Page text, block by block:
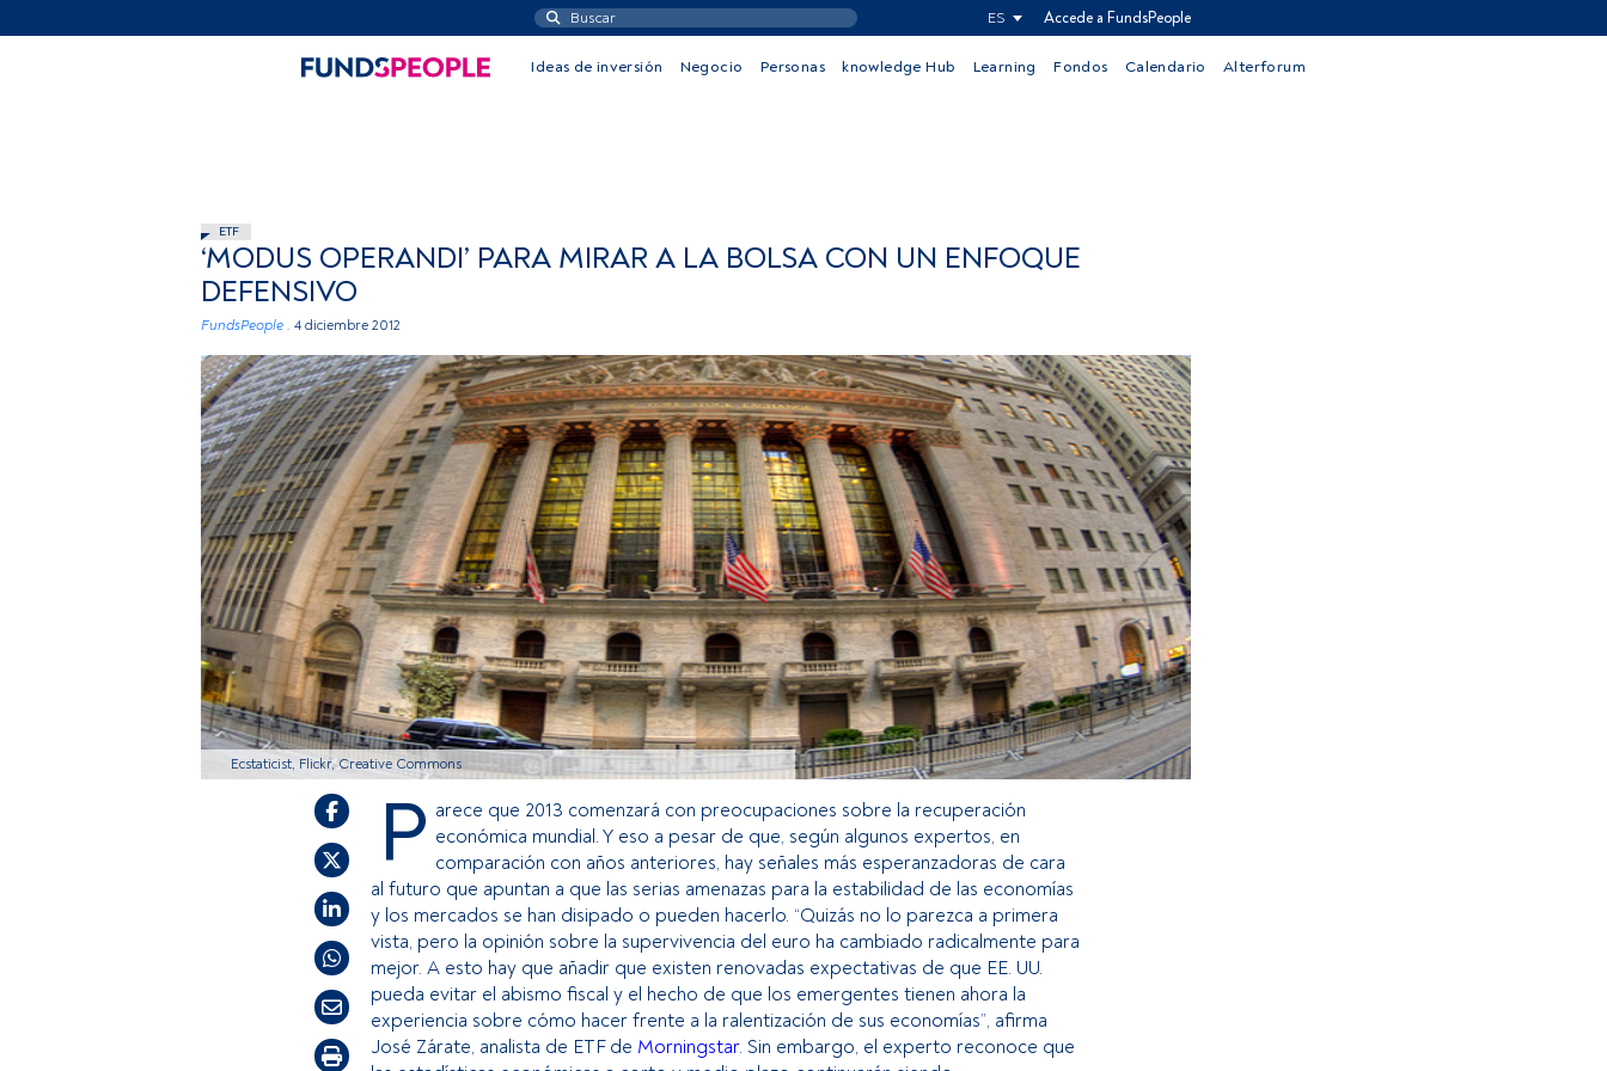
ES Accede a FundsPeople
Ideas de inversión Negocio Personas knowledge Hub Learning Fondos Calendario Alterforum
ETF
‘MODUS OPERANDI’ PARA MIRAR A LA BOLSA CON UN ENFOQUE
DEFENSIVO
FundsPeople . 4 diciembre 2012
Ecstaticist, Flickr, Creative Commons
P arece que 2013 comenzará con preocupaciones sobre la recuperación
económica mundial. Y eso a pesar de que, según algunos expertos, en
comparación con años anteriores, hay señales más esperanzadoras de cara
al futuro que apuntan a que las serias amenazas para la estabilidad de las economías
y los mercados se han disipado o pueden hacerlo. “Quizás no lo parezca a primera
vista, pero la opinión sobre la supervivencia del euro ha cambiado radicalmente para
mejor. A esto hay que añadir que existen renovadas expectativas de que EE. UU.
pueda evitar el abismo fiscal y el hecho de que los emergentes tienen ahora la
experiencia sobre cómo hacer frente a la ralentización de sus economías”, afirma
José Zárate, analista de ETF de Morningstar. Sin embargo, el experto reconoce que